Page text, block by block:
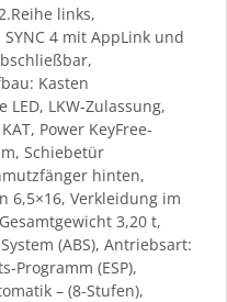
links,
4 mit AppLink und
Kasten
LKW-Zulassung,
Power KeyFree-
Schiebetür
hinten,
6,5×16, Verkleidung im
3,20 t,
(ABS), Antriebsart:
Programm (ESP),
– (8-Stufen),